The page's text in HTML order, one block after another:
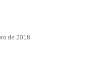
de 2018